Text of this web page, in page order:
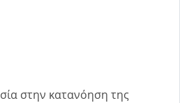
στην κατανόηση της